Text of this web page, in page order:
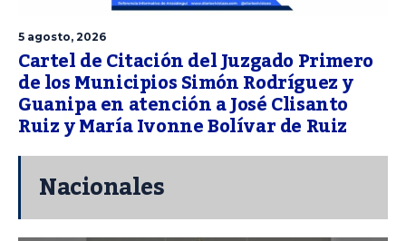
5 agosto, 2026
Cartel de Citación del Juzgado Primero
de los Municipios Simón Rodríguez y
Guanipa en atención a José Clisanto
Ruiz y María Ivonne Bolívar de Ruiz
Nacionales